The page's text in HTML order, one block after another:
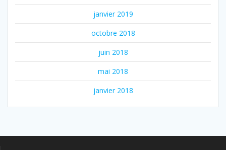
janvier 2019
octobre 2018
juin 2018
mai 2018
janvier 2018